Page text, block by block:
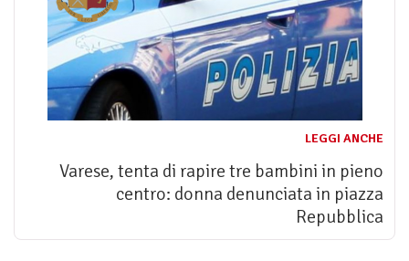
LEGGI ANCHE
Varese, tenta di rapire tre bambini in pieno
centro: donna denunciata in piazza
Repubblica